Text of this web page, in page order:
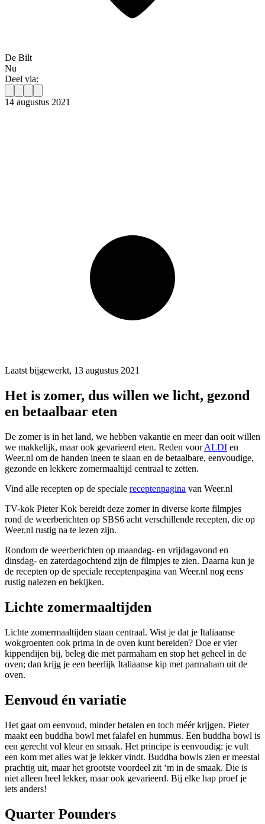
De Bilt
Nu
Deel via:
14 augustus 2021
Laatst bijgewerkt, 13 augustus 2021
Het is zomer, dus willen we licht, gezond
en betaalbaar eten
De zomer is in het land, we hebben vakantie en meer dan ooit willen
we makkelijk, maar ook gevarieerd eten. Reden voorALDI en
Weer.nl om de handen ineen te slaan en de betaalbare, eenvoudige,
gezonde en lekkere zomermaaltijd centraal te zetten.
Vind alle recepten op de speciale receptenpagina van Weer.nl
TV-kok Pieter Kok bereidt deze zomer in diverse korte filmpjes
rond de weerberichten op SBS6 acht verschillende recepten, die op
Weer.nl rustig na te lezen zijn.
Rondom de weerberichten op maandag- en vrijdagavond en
dinsdag- en zaterdagochtend zijn de filmpjes te zien. Daarna kun je
de recepten op de speciale receptenpagina van Weer.nl nog eens
rustig nalezen en bekijken.
Lichte zomermaaltijden
Lichte zomermaaltijden staan centraal. Wist je dat je Italiaanse
wokgroenten ook prima in de oven kunt bereiden? Doe er vier
kippendijen bij, beleg die met parmaham en stop het geheel in de
oven; dan krijg je een heerlijk Italiaanse kip met parmaham uit de
oven.
Eenvoud én variatie
Het gaat om eenvoud, minder betalen en toch méér krijgen. Pieter
maakt een buddha bowl met falafel en hummus. Een buddha bowl is
een gerecht vol kleur en smaak. Het principe is eenvoudig: je vult
een kom met alles wat je lekker vindt. Buddha bowls zien er meestal
prachtig uit, maar het grootste voordeel zit ‘m in de smaak. Die is
niet alleen heel lekker, maar ook gevarieerd. Bij elke hap proef je
iets anders!
Quarter Pounders